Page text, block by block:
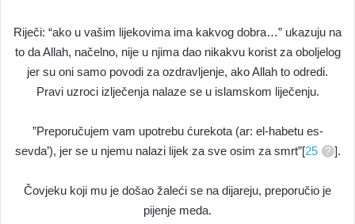
Riječi: “ako u vašim lijekovima ima kakvog dobra…” ukazuju na
to da Allah, načelno, nije u njima dao nikakvu korist za oboljelog
jer su oni samo povodi za ozdravljenje, ako Allah to odredi.
Pravi uzroci izlječenja nalaze se u islamskom liječenju.
”Preporučujem vam upotrebu ćurekota (ar: el-habetu es-
sevda’), jer se u njemu nalazi lijek za sve osim za smrt”[25 ].
Čovjeku koji mu je došao žaleći se na dijareju, preporučio je
pijenje meda.